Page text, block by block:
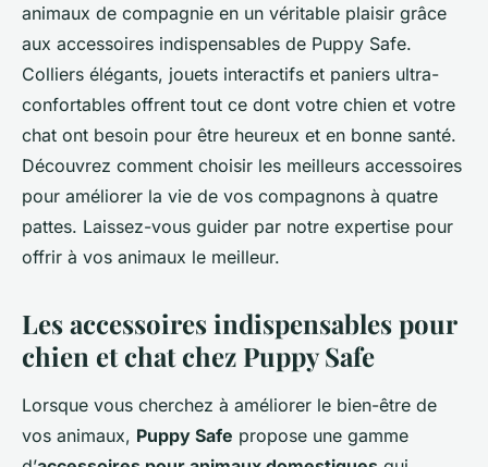
animaux de compagnie en un véritable plaisir grâce
aux accessoires indispensables de Puppy Safe.
Colliers élégants, jouets interactifs et paniers ultra-
confortables offrent tout ce dont votre chien et votre
chat ont besoin pour être heureux et en bonne santé.
Découvrez comment choisir les meilleurs accessoires
pour améliorer la vie de vos compagnons à quatre
pattes. Laissez-vous guider par notre expertise pour
offrir à vos animaux le meilleur.
Les accessoires indispensables pour
chien et chat chez Puppy Safe
Lorsque vous cherchez à améliorer le bien-être de
vos animaux, Puppy Safe propose une gamme